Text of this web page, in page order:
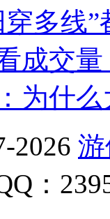
多线
成交
为什
2026
：